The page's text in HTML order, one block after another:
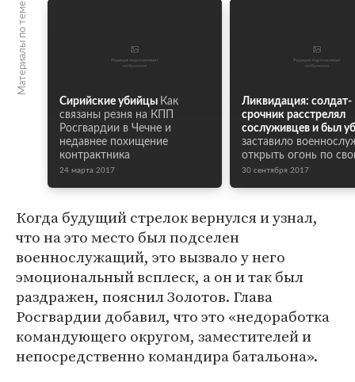
Материалы по теме
Сирийские убийцы Как
связаны резня на КПП
Росгвардии в Чечне и
недавнее похищение
контрактника
24 марта 2017
Ликвидация: солдат-
срочник расстрелял
сослуживцев и был
заставило
открыть огонь по
30 сентября 2017
Когда будущий стрелок вернулся и узнал,
что на это место был подселен
военнослужащий, это вызвало у него
эмоциональный всплеск, а он и так был
раздражен, пояснил Золотов. Глава
Росгвардии добавил, что это «недоработка
командующего округом, заместителей и
непосредственно командира батальона».